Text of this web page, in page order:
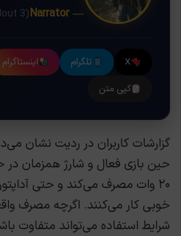
— Narrator
(Fallout 3)
X تلگرام اینستاگرام
کپی متن
خوبی کار می‌کنند. اگرچه مصرف
شرایط استفاده می‌تواند متفاوت